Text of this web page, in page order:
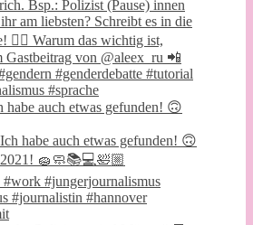
habe auch etwas gefunden! 🙃